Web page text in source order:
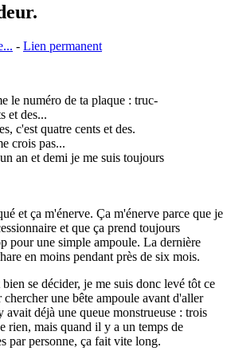
- Lien permanent
le numéro de ta plaque : truc-
et des...
c'est quatre cents et des.
crois pas...
an et demi je me suis toujours
et ça m'énerve. Ça m'énerve parce que je
et que ça prend toujours
pour une simple ampoule. La dernière
en moins pendant près de six mois.
se décider, je me suis donc levé tôt ce
une bête ampoule avant d'aller
avait déjà une queue monstrueuse : trois
rien, mais quand il y a un temps de
par personne, ça fait vite long.